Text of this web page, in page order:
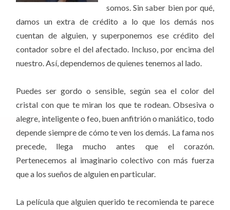
somos. Sin saber bien por qué,
damos un extra de crédito a lo que los demás nos
cuentan de alguien, y superponemos ese crédito del
contador sobre el del afectado. Incluso, por encima del
nuestro. Así, dependemos de quienes tenemos al lado.
Puedes ser gordo o sensible, según sea el color del
cristal con que te miran los que te rodean. Obsesiva o
alegre, inteligente o feo, buen anfitrión o maniático, todo
depende siempre de cómo te ven los demás. La fama nos
precede, llega mucho antes que el corazón.
Pertenecemos al imaginario colectivo con más fuerza
que a los sueños de alguien en particular.
La película que alguien querido te recomienda te parece